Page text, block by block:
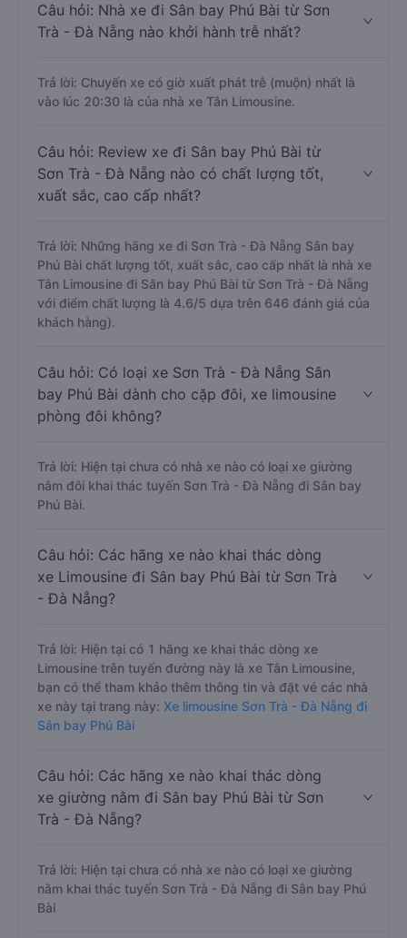
Câu hỏi: Nhà xe đi Sân bay Phú Bài từ Sơn
Trà - Đà Nẵng nào khởi hành trễ nhất?
Trả lời: Chuyến xe có giờ xuất phát trễ (muộn) nhất là
vào lúc 20:30 là của nhà xe Tân Limousine.
Câu hỏi: Review xe đi Sân bay Phú Bài từ
Sơn Trà - Đà Nẵng nào có chất lượng tốt,
xuất sắc, cao cấp nhất?
Trả lời: Những hãng xe đi Sơn Trà - Đà Nẵng Sân bay
Phú Bài chất lượng tốt, xuất sắc, cao cấp nhất là nhà xe
Tân Limousine đi Sân bay Phú Bài từ Sơn Trà - Đà Nẵng
với điểm chất lượng là 4.6/5 dựa trên 646 đánh giá của
khách hàng).
Câu hỏi: Có loại xe Sơn Trà - Đà Nẵng Sân
bay Phú Bài dành cho cặp đôi, xe limousine
phòng đôi không?
Trả lời: Hiện tại chưa có nhà xe nào có loại xe giường
nằm đôi khai thác tuyến Sơn Trà - Đà Nẵng đi Sân bay
Phú Bài.
Câu hỏi: Các hãng xe nào khai thác dòng
xe Limousine đi Sân bay Phú Bài từ Sơn Trà
- Đà Nẵng?
Trả lời: Hiện tại có 1 hãng xe khai thác dòng xe
Limousine trên tuyến đường này là xe Tân Limousine,
bạn có thể tham khảo thêm thông tin và đặt vé các nhà
xe này tại trang này: Xe limousine Sơn Trà - Đà Nẵng đi
Sân bay Phú Bài
Câu hỏi: Các hãng xe nào khai thác dòng
xe giường nằm đi Sân bay Phú Bài từ Sơn
Trà - Đà Nẵng?
Trả lời: Hiện tại chưa có nhà xe nào có loại xe giường
nằm khai thác tuyến Sơn Trà - Đà Nẵng đi Sân bay Phú
Bài